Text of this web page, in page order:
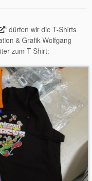
“ dürfen wir die T-Shirts
& Grafik Wolfgang
zum T-Shirt: